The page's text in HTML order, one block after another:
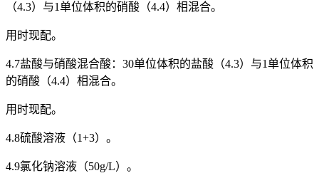
（4.3）与1单位体积的硝酸（4.4）相混合。
用时现配。
4.7盐酸与硝酸混合酸：30单位体积的盐酸（4.3）与1单位体积
的硝酸（4.4）相混合。
用时现配。
4.8硫酸溶液（1+3）。
4.9氯化钠溶液（50g/L）。